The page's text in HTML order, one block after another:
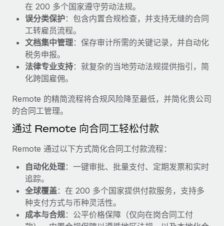
设备管理
在全球范围内配置和跟踪 IT 设备
实体设立
快速建立合规实体
人员调配与搬迁
轻松搬迁员工
福利
轻松管理员工福利
journey management platform that has...
了解更多
Reverse Tech's strategic partnership with
Remote for contractor management and
payroll
Reverse Tech at a glance Health and wellness startup,
Reverse Tech, partnered with Remote to manage...
了解更多
Why owned entities are key to maintaining
EOR compliance
As the global workforce continues to expand in response
to the demands of today’s labor market, the...
了解更多
What a Workday global payroll implementation
actually looks like
Most teams hear "payroll implementation" and picture a
six-month project with a dedicated team....
了解更多
在 200 多个国家遵守劳动法规。
误分类保护：包含内置合规检查，并支持无缝的合同
工转雇员流程。
文档集中管理：保存审计所需的关键记录，并自动化
税务申报。
法律专业支持：就复杂的当地劳动法规提供指引，简
化跨国雇佣。
Remote 的精简流程将合规风险降至最低，并简化贵公司
的合同工管理。
通过 Remote 向合同工轻松付款
Remote 通过以下方式简化合同工付款流程：
自动化处理：一键审批、批量支付、定期发票和实时
追踪。
全球覆盖：在 200 多个国家提供付款服务，支持多
种支付方式与币种灵活性。
成本与合规：公平价格保障（仅向在岗合同工付